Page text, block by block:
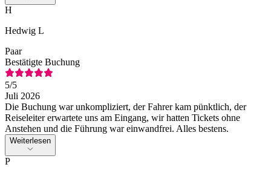
H
Hedwig L
Paar
Bestätigte Buchung
5/5
Juli 2026
Die Buchung war unkompliziert, der Fahrer kam pünktlich, der
Reiseleiter erwartete uns am Eingang, wir hatten Tickets ohne
Anstehen und die Führung war einwandfrei. Alles bestens.
Weiterlesen
P